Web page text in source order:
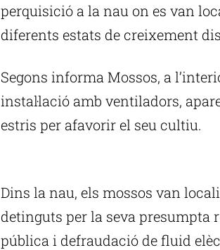
perquisició a la nau on es van
diferents estats de creixement
Segons informa Mossos, a
instal·lació amb ventiladors,
estris per afavorir el seu cultiu.
Dins la nau, els mossos van
detinguts per la seva
pública i defraudació de fluid